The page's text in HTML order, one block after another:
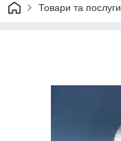
Товари та послуги